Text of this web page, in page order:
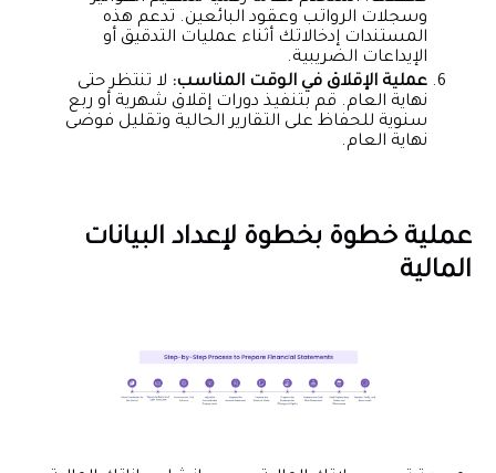
وسجلات الرواتب وعقود البائعين. تدعم هذه
المستندات إدخالاتك أثناء عمليات التدقيق أو
الإيداعات الضريبية.
عملية الإقلاق في الوقت المناسب: لا تنتظر حتى
نهاية العام. قم بتنفيذ دورات إقلاق شهرية أو ربع
سنوية للحفاظ على التقارير الحالية وتقليل فوضى
نهاية العام.
عملية خطوة بخطوة لإعداد البيانات
المالية